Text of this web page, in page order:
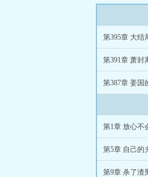
第395章 大结
第391章 萧封
第387章 姜国
第1章 放心不
第5章 自己的
第9章 杀了渣